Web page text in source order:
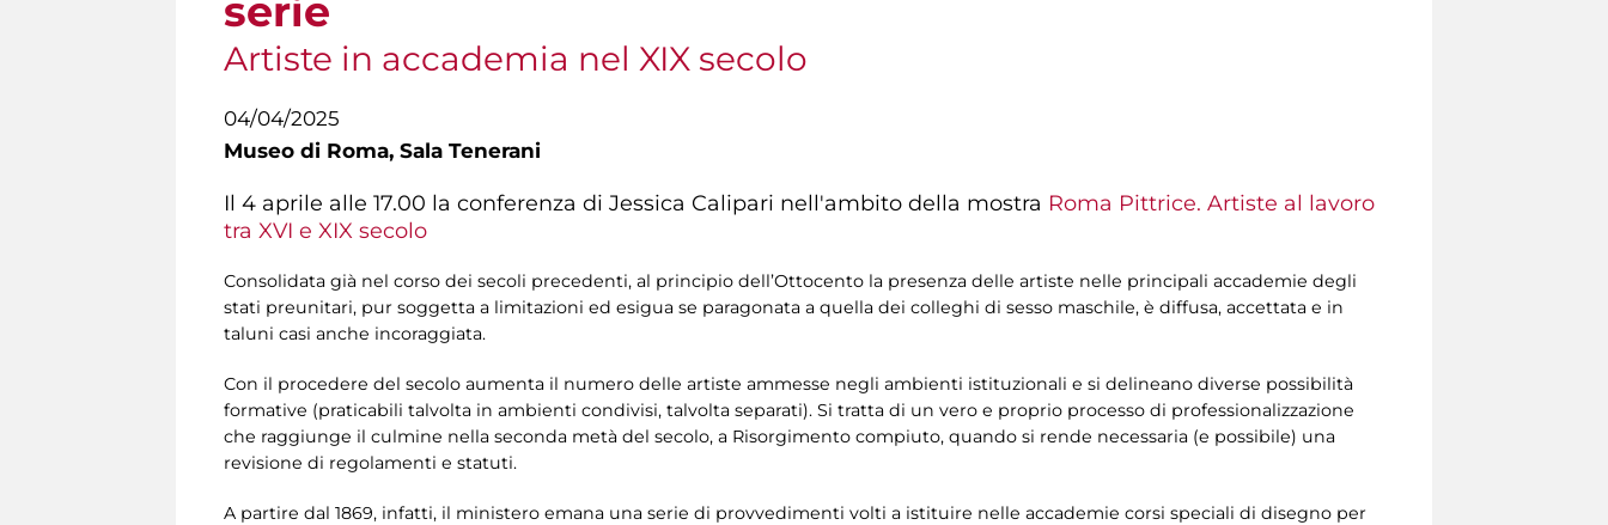
serie
Artiste in accademia nel XIX secolo
04/04/2025
Museo di Roma, Sala Tenerani
Il 4 aprile alle 17.00 la conferenza di Jessica Calipari nell'ambito della mostra Roma Pittrice. Artiste al lavoro
tra XVI e XIX secolo
Consolidata già nel corso dei secoli precedenti, al principio dell’Ottocento la presenza delle artiste nelle principali accademie degli
stati preunitari, pur soggetta a limitazioni ed esigua se paragonata a quella dei colleghi di sesso maschile, è diffusa, accettata e in
taluni casi anche incoraggiata.
Con il procedere del secolo aumenta il numero delle artiste ammesse negli ambienti istituzionali e si delineano diverse possibilità
formative (praticabili talvolta in ambienti condivisi, talvolta separati). Si tratta di un vero e proprio processo di professionalizzazione
che raggiunge il culmine nella seconda metà del secolo, a Risorgimento compiuto, quando si rende necessaria (e possibile) una
revisione di regolamenti e statuti.
A partire dal 1869, infatti, il ministero emana una serie di provvedimenti volti a istituire nelle accademie corsi speciali di disegno per